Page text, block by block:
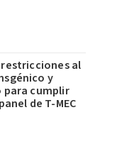
al
y
cumplir
de T-MEC